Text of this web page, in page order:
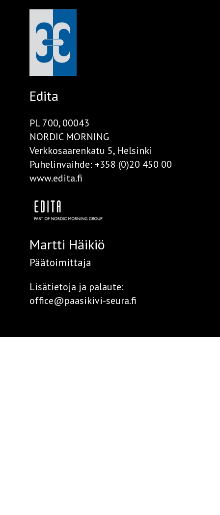
Edita
PL 700, 00043
NORDIC MORNING
Verkkosaarenkatu 5, Helsinki
Puhelinvaihde: +358 (0)20 450 00
www.edita.fi
Martti Häikiö
Päätoimittaja
Lisätietoja ja palaute:
office@paasikivi-seura.fi